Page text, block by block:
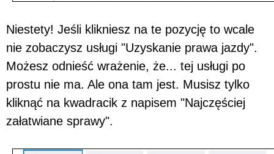
Niestety! Jeśli klikniesz na te pozycję to wcale
nie zobaczysz usługi "Uzyskanie prawa jazdy".
Możesz odnieść wrażenie, że... tej usługi po
prostu nie ma. Ale ona tam jest. Musisz tylko
kliknąć na kwadracik z napisem "Najczęściej
załatwiane sprawy".